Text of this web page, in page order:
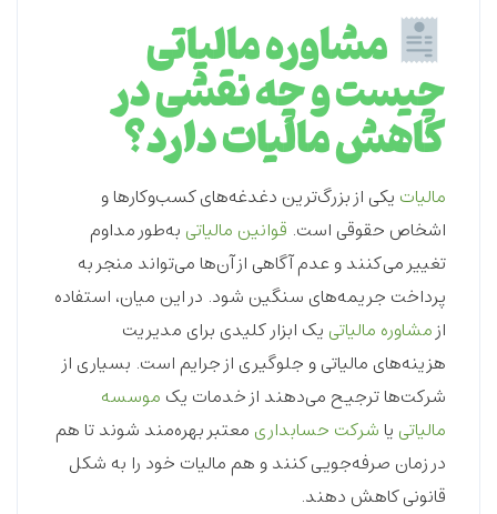
مشاوره مالیاتی
چیست و چه نقشی در
کاهش مالیات دارد؟
مالیات یکی از بزرگ‌ترین دغدغه‌های کسب‌وکارها و
اشخاص حقوقی است. قوانین مالیاتی به‌طور مداوم
تغییر می‌کنند و عدم آگاهی از آن‌ها می‌تواند منجر به
پرداخت جریمه‌های سنگین شود. در این میان، استفاده
ازمشاوره مالیاتی یک ابزار کلیدی برای مدیریت
هزینه‌های مالیاتی و جلوگیری از جرایم است. بسیاری از
شرکت‌ها ترجیح می‌دهند از خدمات یک موسسه
مالیاتی یا شرکت حسابداری معتبر بهره‌مند شوند تا هم
در زمان صرفه‌جویی کنند و هم مالیات خود را به شکل
قانونی کاهش دهند.